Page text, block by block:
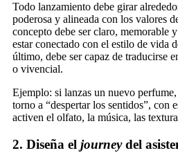
Todo lanzamiento debe girar
poderosa y alineada con los valores
concepto debe ser claro, memorable
estar conectado con el estilo de vida
último, debe ser capaz de traducirse
o vivencial.
Ejemplo: si lanzas un nuevo
torno a “despertar los sentidos”, con
activen el olfato, la música, las
2. Diseña el journeydel